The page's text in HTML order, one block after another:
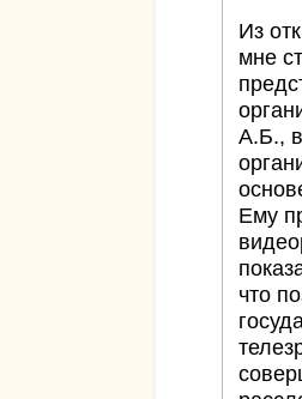
Из
мне
А.Б.,
Ему
что